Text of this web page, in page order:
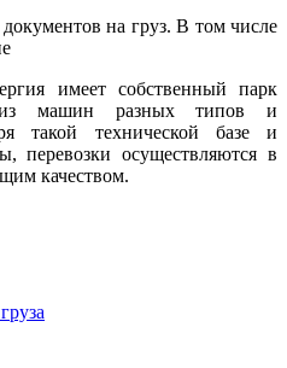
на груз. В том числе
имеет собственный парк
из машин разных типов и
такой технической базе и
перевозки осуществляются в
качеством.